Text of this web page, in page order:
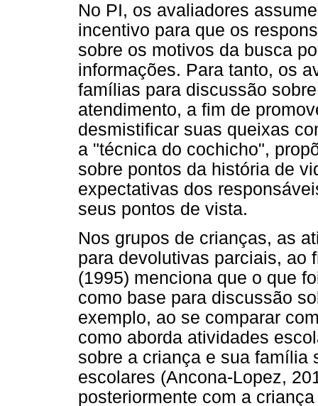
No PI, os avaliadores
incentivo para que os
sobre os motivos da busca
informações. Para tanto, os
famílias para discussão
atendimento, a fim de
desmistificar suas queixas
a "técnica do cochicho",
sobre pontos da história de
expectativas dos
seus pontos de vista.
Nos grupos de crianças, as
para devolutivas parciais, ao
(1995) menciona que o que
como base para discussão
exemplo, ao se comparar
como aborda atividades
sobre a criança e sua família
escolares (Ancona-Lopez,
posteriormente com a